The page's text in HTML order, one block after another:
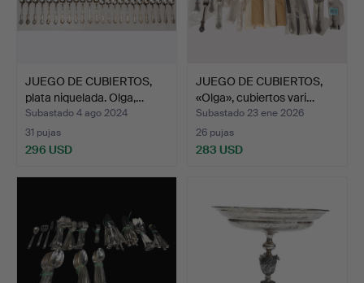
JUEGO DE CUBIERTOS,
plata niquelada. Olga,…
Subastado 4 ago 2024
31 pujas
296 USD
JUEGO DE CUBIERTOS,
«Olga», cubiertos vari…
Subastado 23 ene 2026
26 pujas
283 USD